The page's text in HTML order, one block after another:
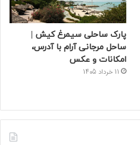
پارک ساحلی سیمرغ کیش |
ساحل مرجانی آرام با آدرس،
امکانات و عکس
11 خرداد 1405